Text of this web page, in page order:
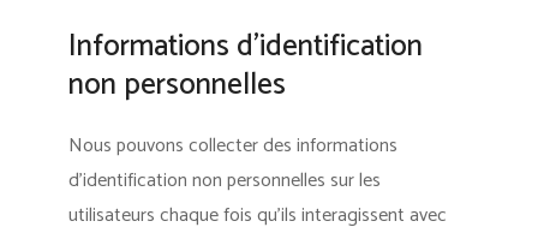
Informations d’identification
non personnelles
Nous pouvons collecter des informations
d’identification non personnelles sur les
utilisateurs chaque fois qu’ils interagissent avec